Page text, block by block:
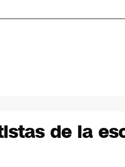
de la